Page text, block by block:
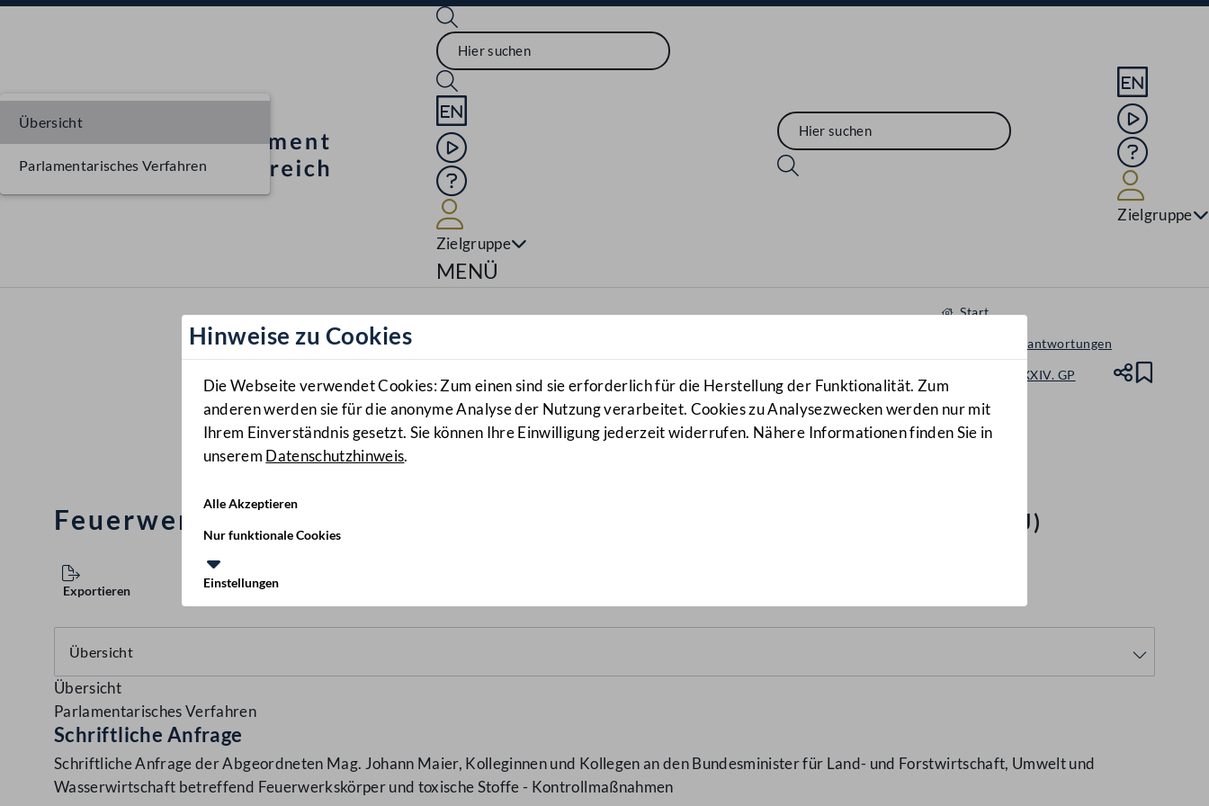
Sprache English
Mediathek
Hilfe
Zielgruppe
Navigationsmenü öffnen
MENÜ
Sprache
Mediathek
Hilfe
Zielgruppe
Hinweise zu Cookies
Die Webseite verwendet Cookies: Zum einen sind sie erforderlich für die Herstellung der Funktionalität. Zum
anderen werden sie für die anonyme Analyse der Nutzung verarbeitet. Cookies zu Analysezwecken werden nur mit
Ihrem Einverständnis gesetzt. Sie können Ihre Einwilligung jederzeit widerrufen. Nähere Informationen finden Sie in
unserem Datenschutzhinweis.
Alle Akzeptieren
Nur funktionale Cookies
Einstellungen
Start
Anfragen & Beantwortungen
Nationalrat - XXIV. GP
Anfragen
9400/J
Feuerwerkskörper und toxische Stoffe - Kontrollmaßnahmen (9400/J)
Exportieren
Übersicht
Parlamentarisches Verfahren
Übersicht
Parlamentarisches Verfahren
Schriftliche Anfrage
Schriftliche Anfrage der Abgeordneten Mag. Johann Maier, Kolleginnen und Kollegen an den Bundesminister für Land- und Forstwirtschaft, Umwelt und
Wasserwirtschaft betreffend Feuerwerkskörper und toxische Stoffe - Kontrollmaßnahmen